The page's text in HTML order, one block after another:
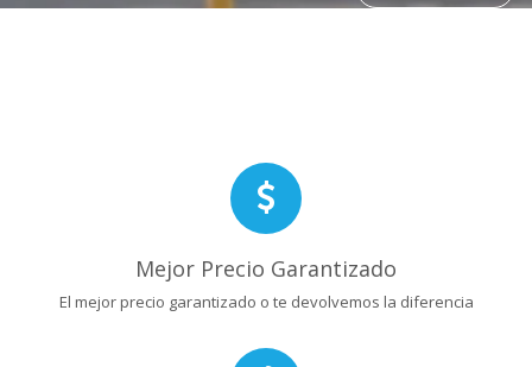
Mejor Precio Garantizado
El mejor precio garantizado o te devolvemos la diferencia